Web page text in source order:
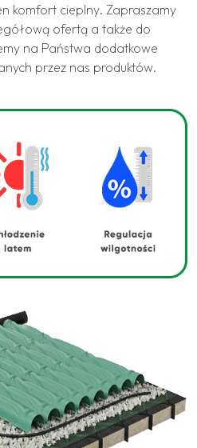
komfort cieplny. Zapraszamy
ofertą a także do
na Państwa dodatkowe
przez nas produktów.